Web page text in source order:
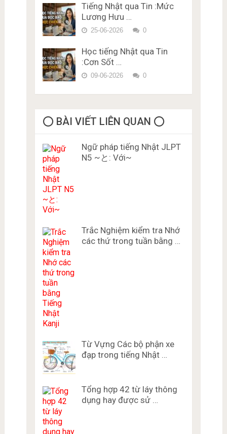
Tiếng Nhật qua Tin :Mức
Lương Hưu …
25-06-2026 0
Học tiếng Nhật qua Tin
:Cơn Sốt …
09-06-2026 0
⭕️ BÀI VIẾT LIÊN QUAN ⭕️
Ngữ pháp tiếng Nhật JLPT
N5 ~と: Với~
Trắc Nghiệm kiểm tra Nhớ
các thứ trong tuần bằng …
Từ Vựng Các bộ phận xe
đạp trong tiếng Nhật …
Tổng hợp 42 từ láy thông
dụng hay được sử …